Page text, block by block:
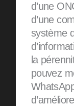
d’une
d’une
système
la
pouvez